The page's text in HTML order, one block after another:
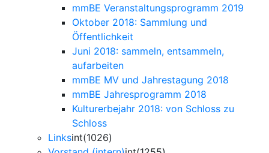
mmBE Veranstaltungsprogramm 2019
Oktober 2018: Sammlung und
Öffentlichkeit
Juni 2018: sammeln, entsammeln,
aufarbeiten
mmBE MV und Jahrestagung 2018
mmBE Jahresprogramm 2018
Kulturerbejahr 2018: von Schloss zu
Schloss
Linksint(1026)